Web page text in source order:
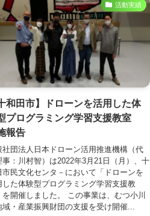
活動実績
和田市】ドローンを活用した体
プログラミング学習支援教室
報告
社団法人日本ドローン活用推進機構（代
事：川村智）は2022年3⽉21⽇（月）、十
市民文化センタ－において「ドローンを
した体験型プログラミング学習支援教
を開催しました。 この事業は、むつ小川
域・産業振興財団の支援を受け開催...